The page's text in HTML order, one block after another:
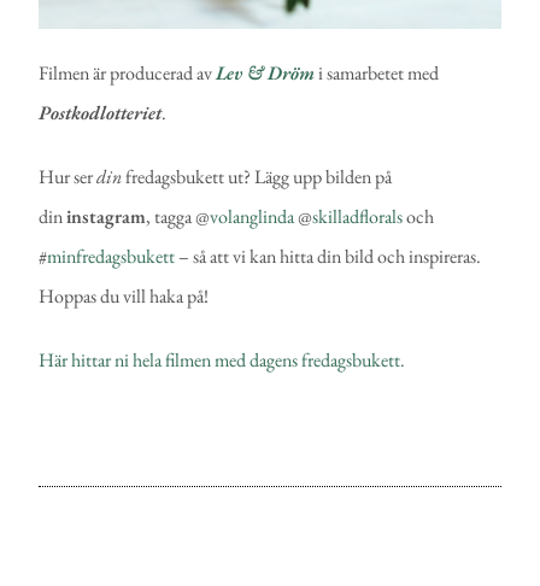
Filmen är producerad avLev & Drömi samarbetet med
Postkodlotteriet.
Hur serdinfredagsbukett ut? Lägg upp bilden på
dininstagram, tagga @volanglinda@skilladfloralsoch
#minfredagsbukett– så att vi kan hitta din bild och inspireras.
Hoppas du vill haka på!
Här hittar ni hela filmen med dagens fredagsbukett.